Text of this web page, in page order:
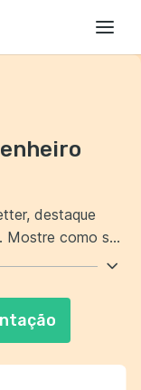
destaque
como sua
de contribuir